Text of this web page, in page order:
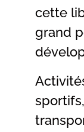
cette
grand